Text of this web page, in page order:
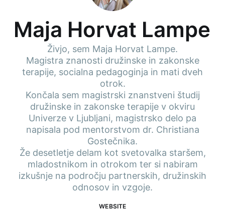
Maja Horvat Lampe
Živjo, sem Maja Horvat Lampe.
Magistra znanosti družinske in zakonske
terapije, socialna pedagoginja in mati dveh
otrok.
Končala sem magistrski znanstveni študij
družinske in zakonske terapije v okviru
Univerze v Ljubljani, magistrsko delo pa
napisala pod mentorstvom dr. Christiana
Gostečnika.
Že desetletje delam kot svetovalka staršem,
mladostnikom in otrokom ter si nabiram
izkušnje na področju partnerskih, družinskih
odnosov in vzgoje.
WEBSITE